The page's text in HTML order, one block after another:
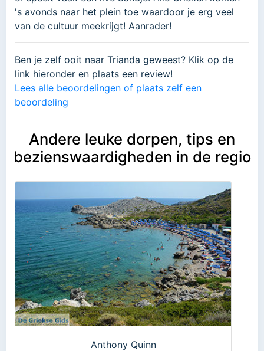
's avonds naar het plein toe waardoor je erg veel
van de cultuur meekrijgt! Aanrader!
Ben je zelf ooit naar Trianda geweest? Klik op de
link hieronder en plaats een review!
Lees alle beoordelingen of plaats zelf een
beoordeling
Andere leuke dorpen, tips en
bezienswaardigheden in de regio
Anthony Quinn